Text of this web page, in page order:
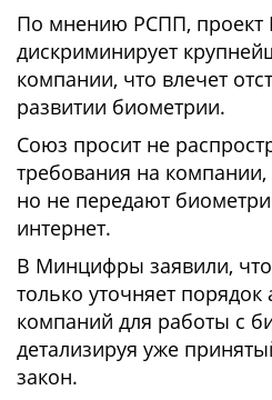
По мнению РСПП,
дискриминирует
компании, что влечет
развитии биометрии.
Союз просит не
требования на
но не передают
интернет.
В Минцифры заявили,
только уточняет порядок
компаний для работы с
детализируя уже
закон.